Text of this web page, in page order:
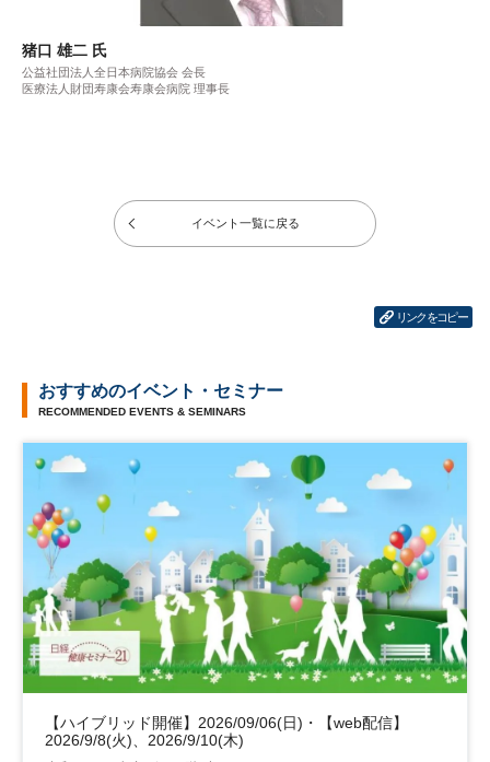
猪口 雄二 氏
公益社団法人全日本病院協会 会長
医療法人財団寿康会寿康会病院 理事長
イベント一覧に戻る
リンクをコピー
おすすめのイベント・セミナー
RECOMMENDED EVENTS & SEMINARS
【ハイブリッド開催】2026/09/06(日)・【web配信】
2026/9/8(火)、2026/9/10(木)